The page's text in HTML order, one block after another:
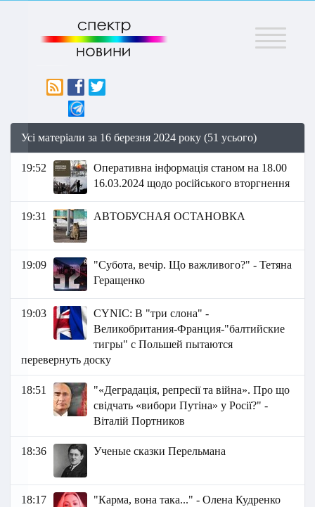
Меню
Усі матеріали за 16 березня 2024 року (51 усього)
19:52
Оперативна інформація станом на 18.00
16.03.2024 щодо російського вторгнення
19:31 АВТОБУСНАЯ ОСТАНОВКА
19:09
"Субота, вечір. Що важливого?" - Тетяна
Геращенко
19:03
СYNIC: В "три слона" -
Великобритания-Франция-"балтийские
тигры" с Польшей пытаются
перевернуть доску
18:51
"«Деградація, репресії та війна». Про що
свідчать «вибори Путіна» у Росії?" -
Віталій Портников
18:36 Ученые сказки Перельмана
18:17 "Карма, вона така..." - Олена Кудренко